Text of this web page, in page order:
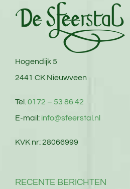
Hogendijk 5
2441 CK Nieuwveen
Tel.0172 – 53 86 42
E-mail: info@sfeerstal.nl
KVK nr: 28066999
RECENTE BERICHTEN